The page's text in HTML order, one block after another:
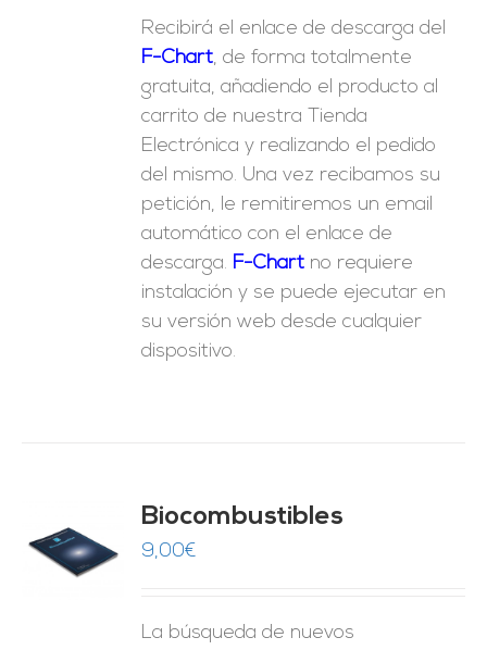
Recibirá el enlace de descarga del
F-Chart, de forma totalmente
gratuita, añadiendo el producto al
carrito de nuestra Tienda
Electrónica y realizando el pedido
del mismo. Una vez recibamos su
petición, le remitiremos un email
automático con el enlace de
descarga. F-Chart no requiere
instalación y se puede ejecutar en
su versión web desde cualquier
dispositivo.
Biocombustibles
9,00€
La búsqueda de nuevos